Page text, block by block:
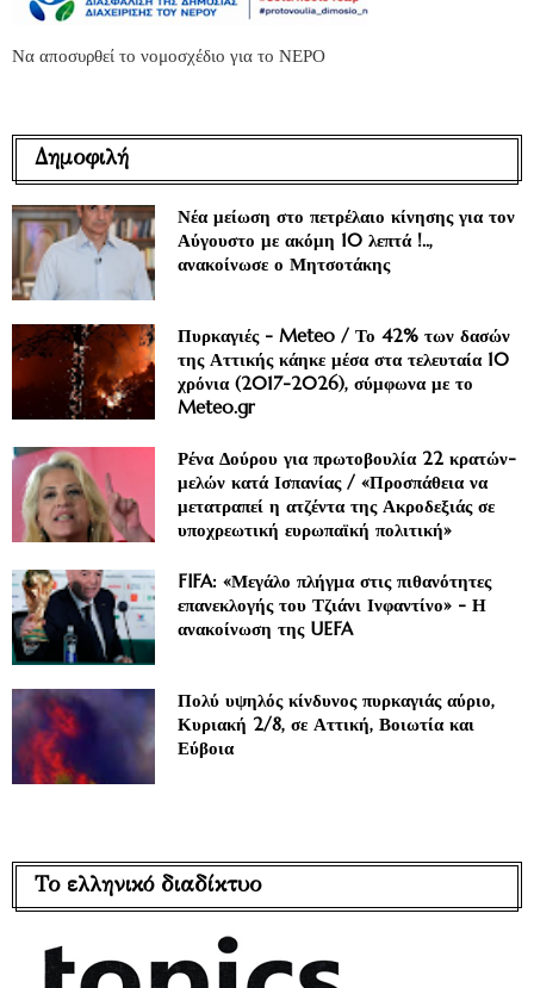
Να αποσυρθεί το νομοσχέδιο για το ΝΕΡΟ
Δημοφιλή
Νέα μείωση στο πετρέλαιο κίνησης για τον
Αύγουστο με ακόμη 10 λεπτά !..,
ανακοίνωσε ο Μητσοτάκης
Πυρκαγιές - Meteo / Το 42% των δασών
της Αττικής κάηκε μέσα στα τελευταία 10
χρόνια (2017-2026), σύμφωνα με το
Meteo.gr
Ρένα Δούρου για πρωτοβουλία 22 κρατών-
μελών κατά Ισπανίας / «Προσπάθεια να
μετατραπεί η ατζέντα της Ακροδεξιάς σε
υποχρεωτική ευρωπαϊκή πολιτική»
FIFA: «Μεγάλο πλήγμα στις πιθανότητες
επανεκλογής του Τζιάνι Ινφαντίνο» - Η
ανακοίνωση της UEFA
Πολύ υψηλός κίνδυνος πυρκαγιάς αύριο,
Κυριακή 2/8, σε Αττική, Βοιωτία και
Εύβοια
Το ελληνικό διαδίκτυο